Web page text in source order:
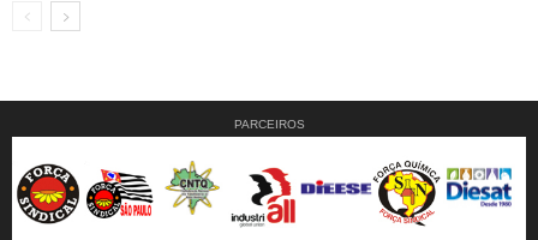
PARCEIROS